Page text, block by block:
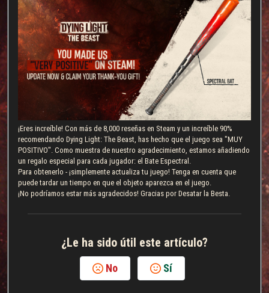
¡Eres increíble! Con más de 8,000 reseñas en Steam y un increíble 90%
recomendando Dying Light: The Beast, has hecho que el juego sea "MUY
POSITIVO". Como muestra de nuestro agradecimiento, estamos añadiendo
un regalo especial para cada jugador: el Bate Espectral.
Para obtenerlo - ¡simplemente actualiza tu juego! Tenga en cuenta que
puede tardar un tiempo en que el objeto aparezca en el juego.
¡No podríamos estar más agradecidos! Gracias por Desatar la Besta.
¿Le ha sido útil este artículo?
No Sí